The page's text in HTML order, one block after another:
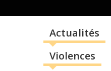
Actualités
Violences